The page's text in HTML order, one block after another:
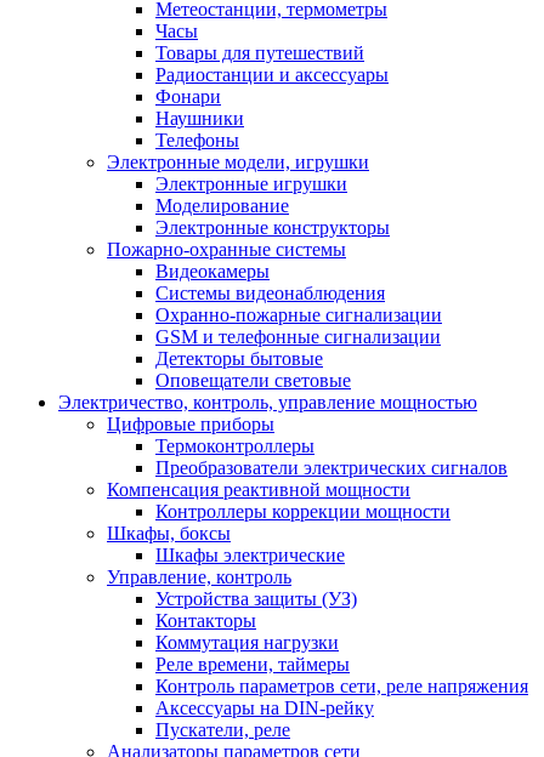
Метеостанции, термометры
Часы
Товары для путешествий
Радиостанции и аксессуары
Фонари
Наушники
Телефоны
Электронные модели, игрушки
Электронные игрушки
Моделирование
Электронные конструкторы
Пожарно-охранные системы
Видеокамеры
Системы видеонаблюдения
Охранно-пожарные сигнализации
GSM и телефонные сигнализации
Детекторы бытовые
Оповещатели световые
Электричество, контроль, управление мощностью
Цифровые приборы
Термоконтроллеры
Преобразователи электрических сигналов
Компенсация реактивной мощности
Контроллеры коррекции мощности
Шкафы, боксы
Шкафы электрические
Управление, контроль
Устройства защиты (УЗ)
Контакторы
Коммутация нагрузки
Реле времени, таймеры
Контроль параметров сети, реле напряжения
Аксессуары на DIN-рейку
Пускатели, реле
Анализаторы параметров сети